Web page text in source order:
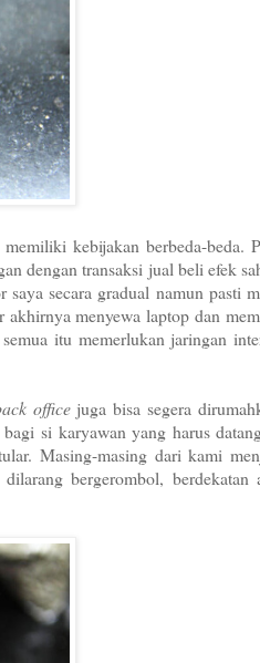
kebijakan berbeda-beda.
dengan transaksi jual beli efek
secara gradual namun pasti
menyewa laptop dan
itu memerlukan jaringan
officejuga bisa segera
si karyawan yang harus
Masing-masing dari kami
bergerombol, berdekatan